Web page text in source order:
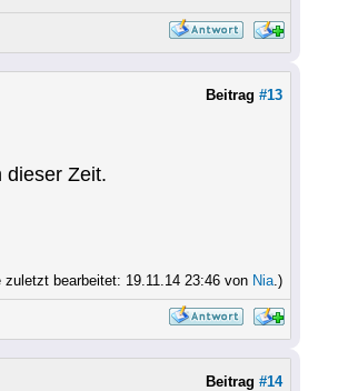
Beitrag #13
dieser Zeit.
zuletzt bearbeitet: 19.11.14 23:46 von Nia.)
Beitrag #14